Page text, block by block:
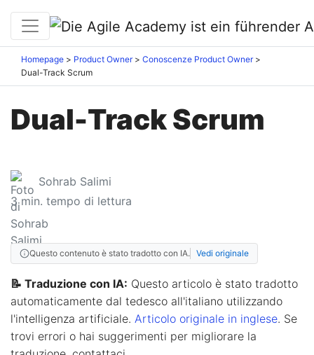
Homepage Product Owner
Conoscenze Product Owner
Dual-Track Scrum
Dual-Track Scrum
Sohrab Salimi
3min. tempo di lettura
Questo contenuto è stato tradotto con IA. Vedi originale
📝 Traduzione con IA: Questo articolo è stato tradotto
automaticamente dal tedesco all'italiano utilizzando
l'intelligenza artificiale. Articolo originale in inglese. Se
trovi errori o hai suggerimenti per migliorare la